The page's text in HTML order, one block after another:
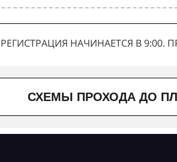
РЕГИСТРАЦИЯ НАЧИНАЕТСЯ В 9:00.
СХЕМЫ ПРОХОДА ДО